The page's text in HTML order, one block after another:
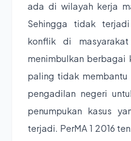
ada di wilayah kerja
Sehingga tidak
konflik di
menimbulkan berbagai
paling tidak membantu
pengadilan negeri
penumpukan kasus
terjadi. PerMA 1 2016